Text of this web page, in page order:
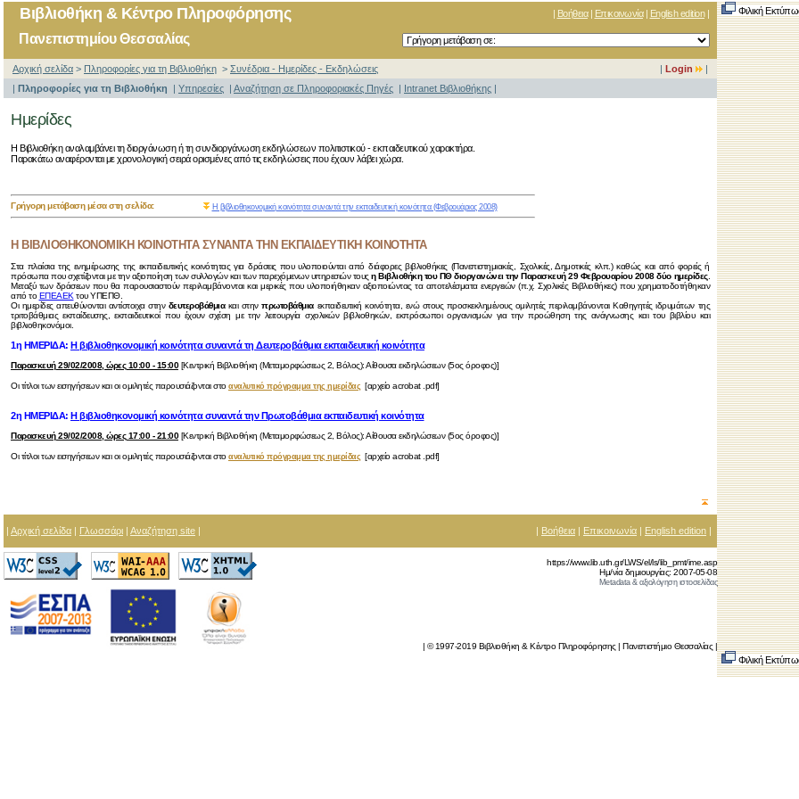
Βιβλιοθήκη & Κέντρο Πληροφόρησης | Βοήθεια| Επικοινωνία| English edition|
Πανεπιστημίου Θεσσαλίας
Αρχική σελίδα > Πληροφορίες για τη Βιβλιοθήκη > Συνέδρια - Ημερίδες - Εκδηλώσεις | Login
|
| Πληροφορίες για τη Βιβλιοθήκη | Υπηρεσίες | Αναζήτηση σε Πληροφοριακές Πηγές | Intranet Βιβλιοθήκης |
Ημερίδες
Η Βιβλιοθήκη αναλαμβάνει τη διοργάνωση ή τη συνδιοργάνωση εκδηλώσεων πολιτιστικού - εκπαιδευτικού χαρακτήρα.
Παρακάτω αναφέρονται με χρονολογική σειρά ορισμένες από τις εκδηλώσεις που έχουν λάβει χώρα.
Γρήγορη μετάβαση μέσα στη σελίδα: Η βιβλιοθηκονομική κοινότητα συναντά την εκπαιδευτική κοινότητα (Φεβρουάριος 2008)
Η ΒΙΒΛΙΟΘΗΚΟΝΟΜΙΚΗ ΚΟΙΝΟΤΗΤΑ ΣΥΝΑΝΤΑ ΤΗΝ ΕΚΠΑΙΔΕΥΤΙΚΗ ΚΟΙΝΟΤΗΤΑ
Στα πλαίσια της ενημέρωσης της εκπαιδευτικής κοινότητας για δράσεις που υλοποιούνται από διάφορες βιβλιοθήκες (Πανεπιστημιακές, Σχολικές, Δημοτικές κλπ.) καθώς και από φορείς ή
πρόσωπα που σχετίζονται με την αξιοποίηση των συλλογών και των παρεχόμενων υπηρεσιών τουςη Βιβλιοθήκη του ΠΘ διοργανώνει την Παρασκευή 29 Φεβρουαρίου 2008 δύο ημερίδες.
Μεταξύ των δράσεων που θα παρουσιαστούν περιλαμβάνονται και μερικές που υλοποιήθηκαν αξιοποιώντας τα αποτελέσματα ενεργειών (π.χ. Σχολικές Βιβλιοθήκες) που χρηματοδοτήθηκαν
από τοΕΠΕΑΕΚ του ΥΠΕΠΘ.
Οι ημερίδες απευθύνονται αντίστοιχα στην δευτεροβάθμιακαι στηνπρωτοβάθμιαεκπαιδευτική κοινότητα, ενώ στους προσκεκλημένους ομιλητές περιλαμβάνονται Καθηγητές ιδρυμάτων της
τριτοβάθμιας εκπαίδευσης, εκπαιδευτικοί που έχουν σχέση με την λειτουργία σχολικών βιβλιοθηκών, εκπρόσωποι οργανισμών για την προώθηση της ανάγνωσης και του βιβλίου και
βιβλιοθηκονόμοι.
1η ΗΜΕΡΙΔΑ: Η βιβλιοθηκονομική κοινότητα συναντά τη Δευτεροβάθμια εκπαιδευτική κοινότητα
Παρασκευή 29/02/2008, ώρες 10:00 - 15:00[Κεντρική Βιβλιοθήκη (Μεταμορφώσεως 2, Βόλος): Αίθουσα εκδηλώσεων (5ος όροφος)]
Οι τίτλοι των εισηγήσεων και οι ομιλητές παρουσιάζονται στο αναλυτικό πρόγραμμα της ημερίδας [αρχείο acrobat .pdf]
2η ΗΜΕΡΙΔΑ: Η βιβλιοθηκονομική κοινότητα συναντά την Πρωτοβάθμια εκπαιδευτική κοινότητα
Παρασκευή 29/02/2008, ώρες 17:00 - 21:00[Κεντρική Βιβλιοθήκη (Μεταμορφώσεως 2, Βόλος): Αίθουσα εκδηλώσεων (5ος όροφος)]
Οι τίτλοι των εισηγήσεων και οι ομιλητές παρουσιάζονται στο αναλυτικό πρόγραμμα της ημερίδας [αρχείο acrobat .pdf]
| Αρχική σελίδα | Γλωσσάρι | Αναζήτηση site | | Βοήθεια | Επικοινωνία | English edition |
https://www.lib.uth.gr/LWS/el/ls/lib_pmt/ime.asp
Ημ/νία δημιουργίας: 2007-05-08
Metadata & αξιολόγηση ιστοσελίδας
| © 1997-2019 Βιβλιοθήκη & Κέντρο Πληροφόρησης| Πανεπιστήμιο Θεσσαλίας|
Φιλική
Φιλική